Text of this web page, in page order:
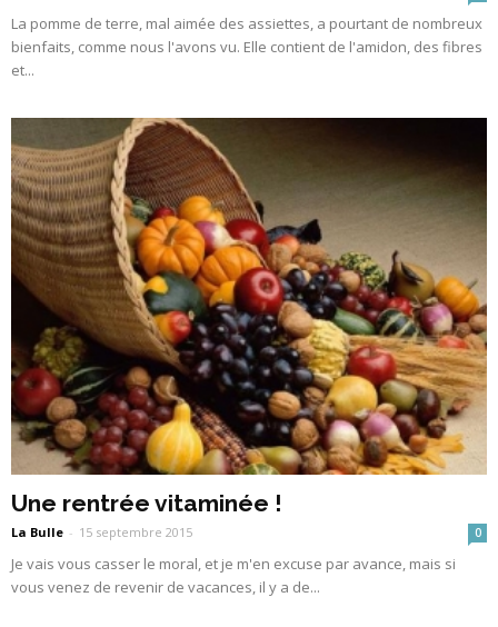
La pomme de terre, mal aimée des assiettes, a pourtant de nombreux
bienfaits, comme nous l'avons vu. Elle contient de l'amidon, des fibres
et...
Une rentrée vitaminée !
La Bulle - 15 septembre 2015 0
Je vais vous casser le moral, et je m'en excuse par avance, mais si
vous venez de revenir de vacances, il y a de...